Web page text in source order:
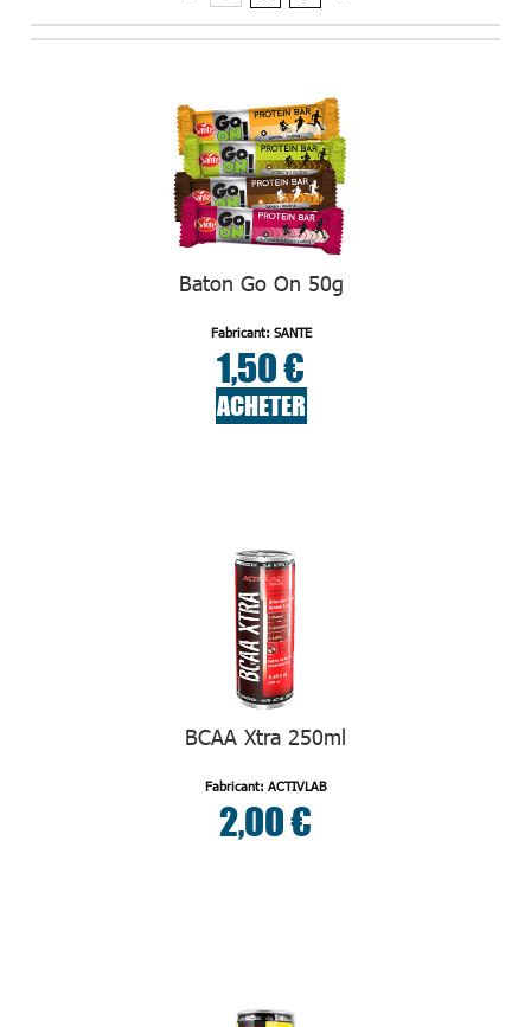
Baton Go On 50g
Fabricant: SANTE
1,50 €
ACHETER
BCAA Xtra 250ml
Fabricant: ACTIVLAB
2,00 €